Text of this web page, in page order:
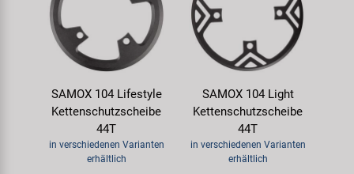
SAMOX 104 Lifestyle
Kettenschutzscheibe
44T
in verschiedenen Varianten
erhältlich
SAMOX 104 Light
Kettenschutzscheibe
44T
in verschiedenen Varianten
erhältlich